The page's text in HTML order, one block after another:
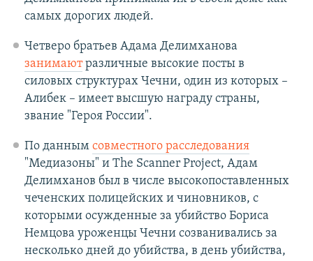
самых дорогих людей.
Четверо братьев Адама Делимханова
занимаютразличные высокие посты в
силовых структурах Чечни, один из которых –
Алибек – имеет высшую награду страны,
звание "Героя России".
По данным совместного расследования
"Медиазоны" и The Scanner Project, Адам
Делимханов был в числе высокопоставленных
чеченских полицейских и чиновников, с
которыми осужденные за убийство Бориса
Немцова уроженцы Чечни созванивались за
несколько дней до убийства, в день убийства,